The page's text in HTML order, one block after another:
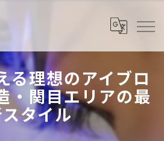
る理想のアイブロ
・関目エリアの最
タイル